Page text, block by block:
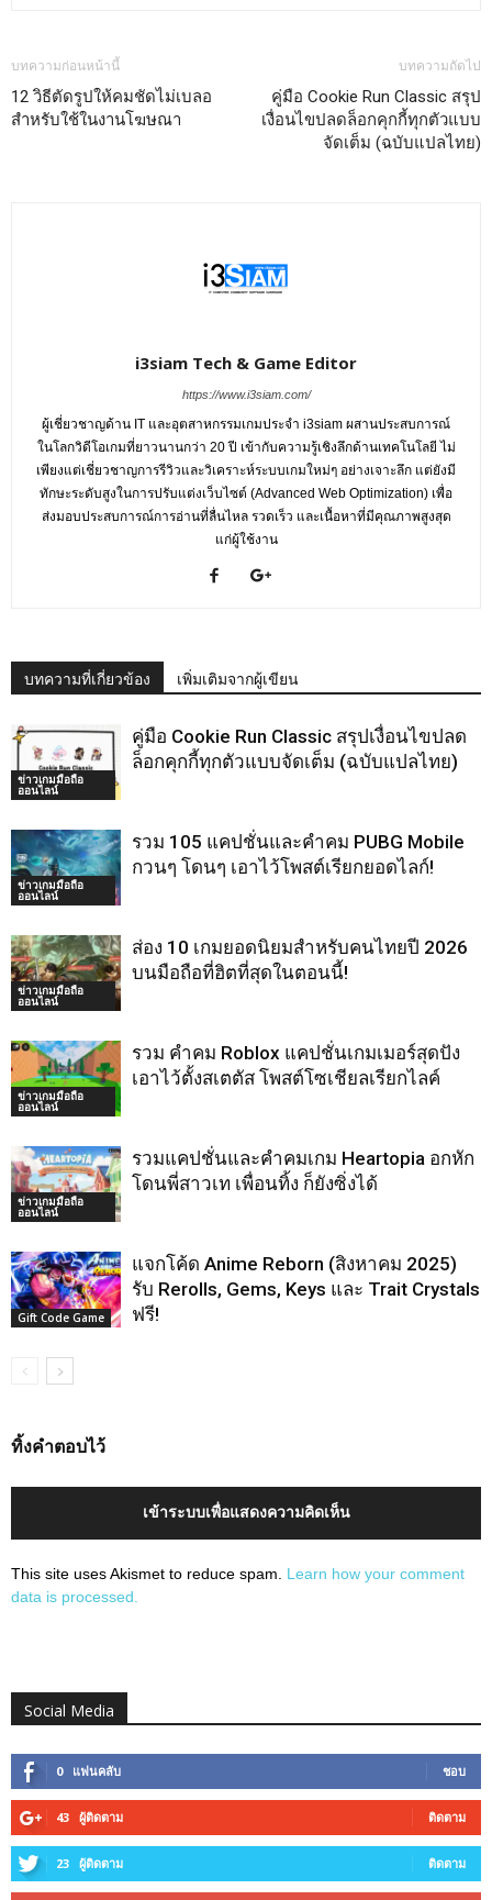
บทความก่อนหน้านี้
12 วิธีตัดรูปให้คมชัดไม่เบลอ
สำหรับใช้ในงานโฆษณา
บทความถัดไป
คู่มือ Cookie Run Classic สรุป
เงื่อนไขปลดล็อกคุกกี้ทุกตัวแบบ
จัดเต็ม (ฉบับแปลไทย)
i3siam Tech & Game Editor
https://www.i3siam.com/
ผู้เชี่ยวชาญด้าน IT และอุตสาหกรรมเกมประจำ i3siam ผสานประสบการณ์
ในโลกวิดีโอเกมที่ยาวนานกว่า 20 ปี เข้ากับความรู้เชิงลึกด้านเทคโนโลยี ไม่
เพียงแต่เชี่ยวชาญการรีวิวและวิเคราะห์ระบบเกมใหม่ๆ อย่างเจาะลึก แต่ยังมี
ทักษะระดับสูงในการปรับแต่งเว็บไซต์ (Advanced Web Optimization) เพื่อ
ส่งมอบประสบการณ์การอ่านที่ลื่นไหล รวดเร็ว และเนื้อหาที่มีคุณภาพสูงสุด
แก่ผู้ใช้งาน
บทความที่เกี่ยวข้อง เพิ่มเติมจากผู้เขียน
ข่าวเกมมือถือ
ออนไลน์
คู่มือ Cookie Run Classic สรุปเงื่อนไขปลด
ล็อกคุกกี้ทุกตัวแบบจัดเต็ม (ฉบับแปลไทย)
ข่าวเกมมือถือ
ออนไลน์
รวม 105 แคปชั่นและคำคม PUBG Mobile
กวนๆ โดนๆ เอาไว้โพสต์เรียกยอดไลก์!
ข่าวเกมมือถือ
ออนไลน์
ส่อง 10 เกมยอดนิยมสำหรับคนไทยปี 2026
บนมือถือที่ฮิตที่สุดในตอนนี้!
ข่าวเกมมือถือ
ออนไลน์
รวม คำคม Roblox แคปชั่นเกมเมอร์สุดปัง
เอาไว้ตั้งสเตตัส โพสต์โซเชียลเรียกไลค์
ข่าวเกมมือถือ
ออนไลน์
รวมแคปชั่นและคำคมเกม Heartopia อกหัก
โดนพี่สาวเท เพื่อนทิ้ง ก็ยังซิ่งได้
Gift Code Game
แจกโค้ด Anime Reborn (สิงหาคม 2025)
รับ Rerolls, Gems, Keys และ Trait Crystals
ฟรี!
ทิ้งคำตอบไว้
เข้าระบบเพื่อแสดงความคิดเห็น
This site uses Akismet to reduce spam. Learn how your comment
data is processed.
Social Media
0 แฟนคลับ ชอบ
43 ผู้ติดตาม ติดตาม
23 ผู้ติดตาม ติดตาม